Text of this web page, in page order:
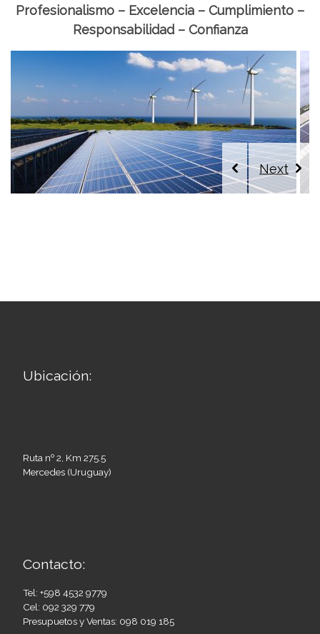
Profesionalismo – Excelencia – Cumplimiento –
Responsabilidad – Confianza
Ubicación:
Ruta nº 2, Km 275.5
Mercedes (Uruguay)
Contacto:
Tel: +598 4532 9779
Cel: 092 329 779
Presupuetos y Ventas: 098 019 185